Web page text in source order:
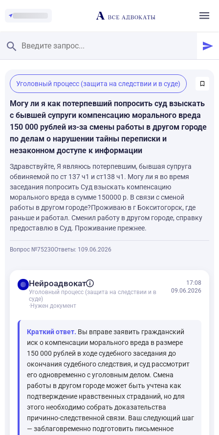
Главная
/
Смотреть заданные вопросы
/
Задать вопрос
Уголовный процесс (защита на следствии и в суде)
Могу ли я как потерпевший попросить суд взыскать
с бывшей супруги компенсацию морального вреда
150 000 рублей из-за смены работы в другом городе
по делам о нарушении тайны переписки и
незаконном доступе к информации
Здравствуйте, Я являюсь потерпевшим, бывшая супруга
обвиняемой по ст 137 ч1 и ст138 ч1. Могу ли я во время
заседания попросить Суд взыскать компенсацию
морального вреда в сумме 150000 р. В связи с сменой
работы в другом городе?Проживаю в г Бокситогорск, где
раньше и работал. Сменил работу в другом городе, справку
предоставлю в Суд. Проживание прежнее.
Вопрос №75230Ответы: 1 09.06.2026
balanceНейроадвокат
Уголовный процесс (защита на следствии и в
суде)
· Нужен документ
17:08
09.06.2026
Краткий ответ. Вы вправе заявить гражданский
иск о компенсации морального вреда в размере
150 000 рублей в ходе судебного заседания до
окончания судебного следствия, и суд рассмотрит
его одновременно с уголовным делом. Смена
работы в другом городе может быть учтена как
подтверждение нравственных страданий, но для
этого необходимо собрать доказательства
причинно-следственной связи. Ваш следующий шаг
— заблаговременно подготовить письменное